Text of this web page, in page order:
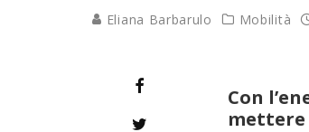
Eliana Barbarulo Mobilità
Con